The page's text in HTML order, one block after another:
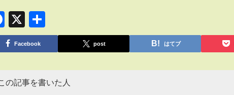
Facebook
X
有
Facebook post はてブ
の記事を書いた人